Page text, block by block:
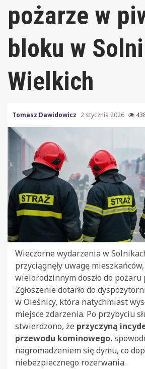
pożarze w
bloku w
Wielkich
Tomasz Dawidowicz 2 stycznia 2026
Wieczorne wydarzenia w
przyciągnęły uwagę
wielorodzinnym doszło do pożaru
Zgłoszenie dotarło do
w Oleśnicy, która natychmiast
miejsce zdarzenia. Po przybyciu
stwierdzono, że przyczyną
przewodu kominowego,
nagromadzeniem się dymu, co
niebezpiecznego rozerwania.